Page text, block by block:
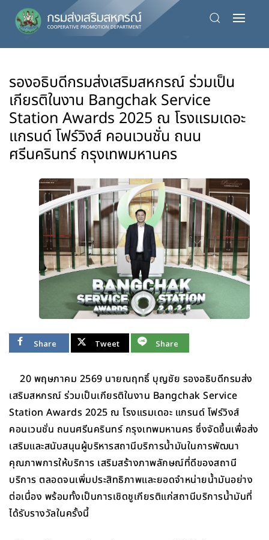
Skip
to
content
รองอธิบดีกรมส่งเสริมสหกรณ์ ร่วมเป็น
เกียรติในงาน Bangchak Service
Station Awards 2025 ณ โรงแรมเดอะ
แกรนด์ โฟร์วิงส์ คอนเวนชั่น ถนน
ศรีนครินทร์ กรุงเทพมหานคร
Share Tweet Share
20 พฤษภาคม 2569 นายณฤทธิ์ บุญชัย รองอธิบดีกรมส่ง
เสริมสหกรณ์ ร่วมเป็นเกียรติในงาน Bangchak Service
Station Awards 2025 ณ โรงแรมเดอะ แกรนด์ โฟร์วิงส์
คอนเวนชั่น ถนนศรีนครินทร์ กรุงเทพมหานคร ซึ่งจัดขึ้นเพื่อส่ง
เสริมและสนับสนุนผู้บริหารสถานีบริการน้ำมันในการพัฒนา
คุณภาพการให้บริการ เสริมสร้างภาพลักษณ์ที่ดีของสถานี
บริการ ตลอดจนเพิ่มประสิทธิภาพและยอดจำหน่ายน้ำมันอย่าง
ต่อเนื่อง พร้อมทั้งเป็นการเชิดชูเกียรติแก่สถานีบริการน้ำมันที่
ได้รับรางวัลในครั้งนี้